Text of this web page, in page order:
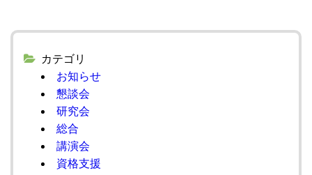
カテゴリ
お知らせ
懇談会
研究会
総合
講演会
資格支援